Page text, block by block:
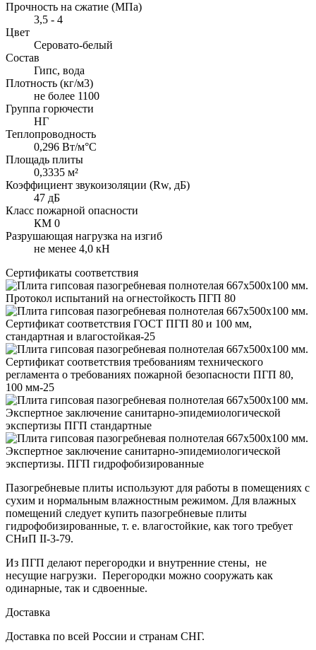
Прочность на сжатие (МПа)
3,5 - 4
Цвет
Серовато-белый
Состав
Гипс, вода
Плотность (кг/м3)
не более 1100
Группа горючести
НГ
Теплопроводность
0,296 Вт/м°С
Площадь плиты
0,3335 м²
Коэффициент звукоизоляции (Rw, дБ)
47 дБ
Класс пожарной опасности
КМ 0
Разрушающая нагрузка на изгиб
не менее 4,0 кН
Сертификаты соответствия
Протокол испытаний на огнестойкость ПГП 80
Сертификат соответствия ГОСТ ПГП 80 и 100 мм,
стандартная и влагостойкая-25
Сертификат соответствия требованиям технического
регламента о требованиях пожарной безопасности ПГП 80,
100 мм-25
Экспертное заключение санитарно-эпидемиологической
экспертизы ПГП стандартные
Экспертное заключение санитарно-эпидемиологической
экспертизы. ПГП гидрофобизированные
Пазогребневые плиты используют для работы в помещениях с
сухим и нормальным влажностным режимом. Для влажных
помещений следует купить пазогребневые плиты
гидрофобизированные, т. е. влагостойкие, как того требует
СНиП II-3-79.
Из ПГП делают перегородки и внутренние стены, не
несущие нагрузки. Перегородки можно сооружать как
одинарные, так и сдвоенные.
Доставка
Доставка по всей России и странам СНГ.